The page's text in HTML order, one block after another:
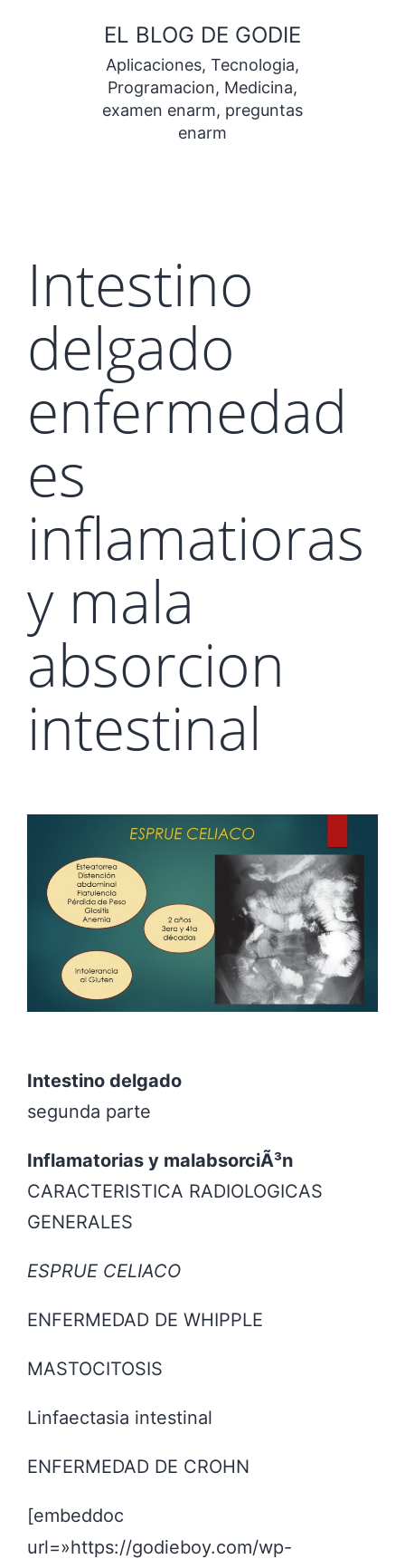
contenido
EL BLOG DE GODIE
Aplicaciones, Tecnologia,
Programacion, Medicina,
examen enarm, preguntas
enarm
Intestino
delgado
enfermedad
es
inflamatioras
y mala
absorcion
intestinal
Intestino delgado
segunda parte
Inflamatorias y malabsorciÃ³n
CARACTERISTICA RADIOLOGICAS
GENERALES
ESPRUE CELIACO
ENFERMEDAD DE WHIPPLE
MASTOCITOSIS
Linfaectasia intestinal
ENFERMEDAD DE CROHN
[embeddoc
url=»https://godieboy.com/wp-